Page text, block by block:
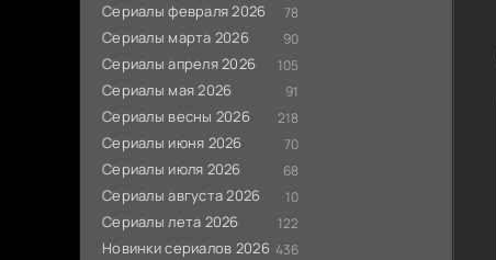
Сериалы февраля 2026 78
Сериалы марта 2026 90
Сериалы апреля 2026 105
Сериалы мая 2026 91
Сериалы весны 2026 218
Сериалы июня 2026 70
Сериалы июля 2026 68
Сериалы августа 2026 10
Сериалы лета 2026 122
Новинки сериалов 2026 436